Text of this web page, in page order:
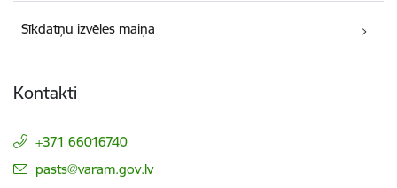
Sīkdatņu izvēles maiņa
Kontakti
+371 66016740
E-pasts:
pasts@varam.gov.lv